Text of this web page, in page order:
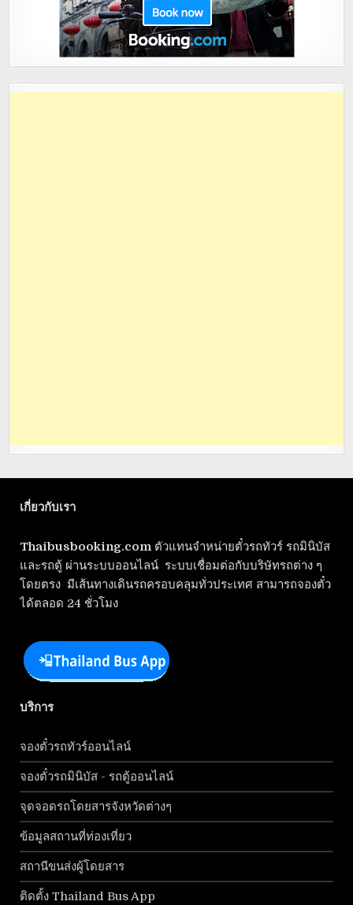
เกี่ยวกับเรา
Thaibusbooking.com ตัวแทนจำหน่ายตั๋วรถทัวร์ รถมินิบัส
และรถตู้ ผ่านระบบออนไลน์ ระบบเชื่อมต่อกับบริษัทรถต่าง ๆ
โดยตรง มีเส้นทางเดินรถครอบคลุมทั่วประเทศ สามารถจองตั๋ว
ได้ตลอด 24 ชั่วโมง
บริการ
จองตั๋วรถทัวร์ออนไลน์
จองตั๋วรถมินิบัส - รถตู้ออนไลน์
จุดจอดรถโดยสารจังหวัดต่างๆ
ข้อมูลสถานที่ท่องเที่ยว
สถานีขนส่งผู้โดยสาร
ติดตั้ง Thailand Bus App